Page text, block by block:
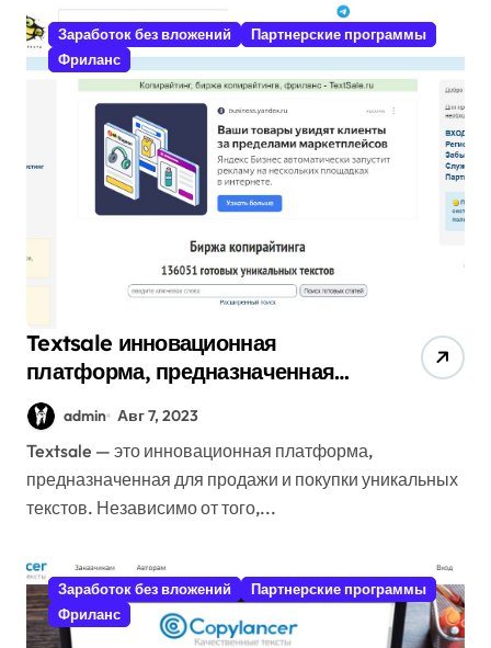
Заработок без вложений
Партнерские программы
Фриланс
Textsale инновационная
платформа, предназначенная
для продажи и покупки
уникальных текстов.
admin Авг 7, 2023
Textsale — это инновационная платформа,
предназначенная для продажи и покупки уникальных
текстов. Независимо от того,...
Заработок без вложений
Партнерские программы
Фриланс